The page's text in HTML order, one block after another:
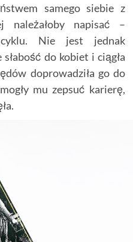
samego siebie z
należałoby napisać –
cyklu. Nie jest jednak
do kobiet i ciągła
doprowadziła go do
mu zepsuć karierę,